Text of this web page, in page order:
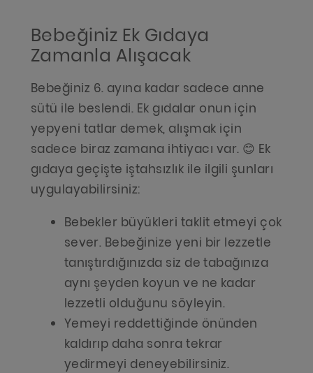
Bebeğiniz Ek Gıdaya
Zamanla Alışacak
Bebeğiniz 6. ayına kadar sadece anne
sütü ile beslendi. Ek gıdalar onun için
yepyeni tatlar demek, alışmak için
sadece biraz zamana ihtiyacı var. 😊 Ek
gıdaya geçişte iştahsızlık ile ilgili şunları
uygulayabilirsiniz:
Bebekler büyükleri taklit etmeyi çok
sever. Bebeğinize yeni bir lezzetle
tanıştırdığınızda siz de tabağınıza
aynı şeyden koyun ve ne kadar
lezzetli olduğunu söyleyin.
Yemeyi reddettiğinde önünden
kaldırıp daha sonra tekrar
yedirmeyi deneyebilirsiniz.